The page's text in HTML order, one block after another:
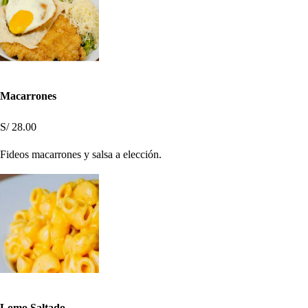
Macarrones
S/ 28.00
Fideos macarrones y salsa a elección.